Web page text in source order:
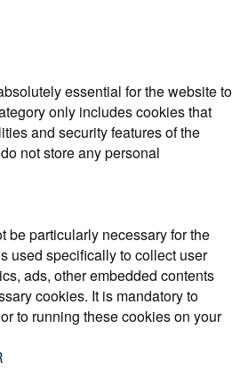
essential for the website to
only includes cookies that
and security features of the
not store any personal
be particularly necessary for the
used specifically to collect user
ads, other embedded contents
cookies. It is mandatory to
to running these cookies on your